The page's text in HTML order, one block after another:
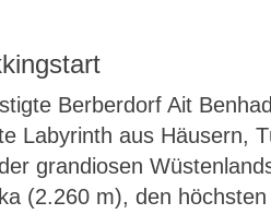
Berberdorf Ait
Labyrinth aus Häusern,
grandiosen
(2.260 m), den